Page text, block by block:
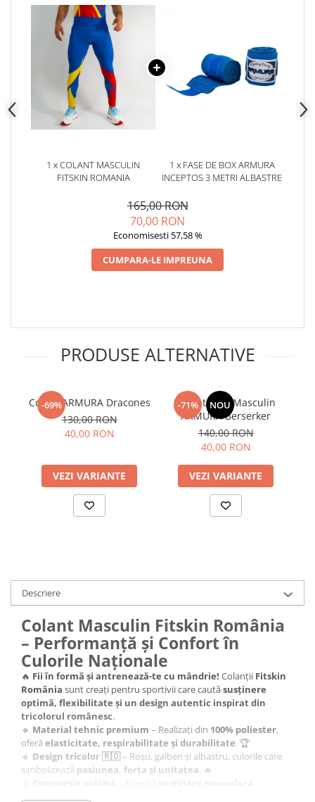
1 x COLANT MASCULIN
FITSKIN ROMANIA
1 x FASE DE BOX ARMURA
INCEPTOS 3 METRI ALBASTRE
165,00 RON
70,00 RON
Economisesti 57,58 %
CUMPARA-LE IMPREUNA
PRODUSE ALTERNATIVE
-69%
Colant ARMURA Dracones
130,00 RON
40,00 RON
VEZI VARIANTE
-71% NOU
Colant lung Masculin
ARMURA Berserker
140,00 RON
40,00 RON
VEZI VARIANTE
Descriere
Colant Masculin Fitskin România
– Performanță și Confort în
Culorile Naționale
🔥 Fii în formă și antrenează-te cu mândrie! Colanții Fitskin
România sunt creați pentru sportivii care cautăsusținere
optimă, flexibilitate și un design autentic inspirat din
tricolorul românesc.
🔹 Material tehnic premium – Realizați din 100% poliester,
oferă elasticitate, respirabilitate și durabilitate. 🏆
🔹 Design tricolor 🇷🇴– Roșu, galben și albastru, culorile care
simbolizează pasiunea, forța și unitatea. 🔥